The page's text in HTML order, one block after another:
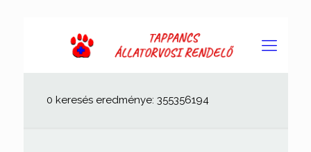
0 keresés eredménye: 355356194